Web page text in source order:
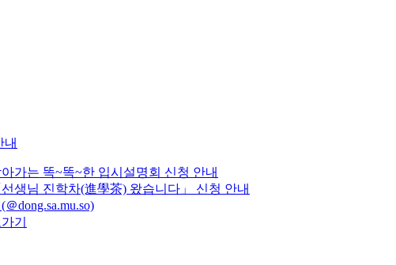
내
가는 똑~똑~한 입시설명회 신청 안내
생님 진학차(進學茶) 왔습니다」 신청 안내
dong.sa.mu.so)
기